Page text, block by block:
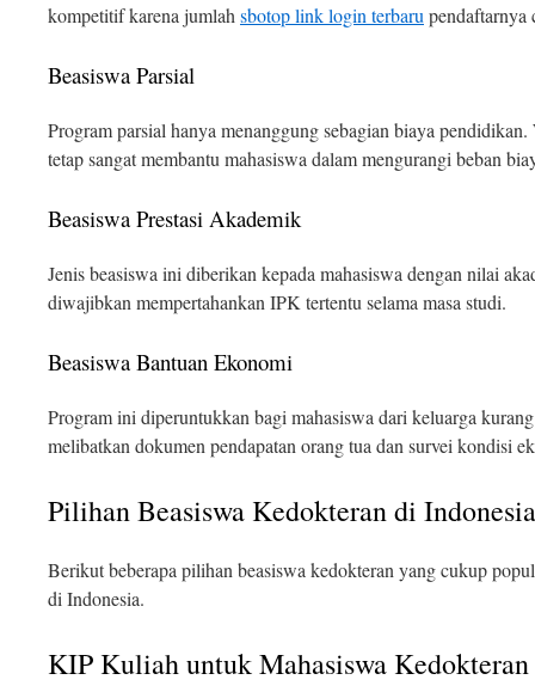
kompetitif karena jumlah sbotop link login terbaru pendaftarnya
Beasiswa Parsial
Program parsial hanya menanggung sebagian biaya
tetap sangat membantu mahasiswa dalam mengurangi beban
Beasiswa Prestasi Akademik
Jenis beasiswa ini diberikan kepada mahasiswa dengan nilai
diwajibkan mempertahankan IPK tertentu selama masa studi.
Beasiswa Bantuan Ekonomi
Program ini diperuntukkan bagi mahasiswa dari keluarga
melibatkan dokumen pendapatan orang tua dan survei kondisi
Pilihan Beasiswa Kedokteran di Indonesia
Berikut beberapa pilihan beasiswa kedokteran yang cukup
di Indonesia.
KIP Kuliah untuk Mahasiswa Kedokteran